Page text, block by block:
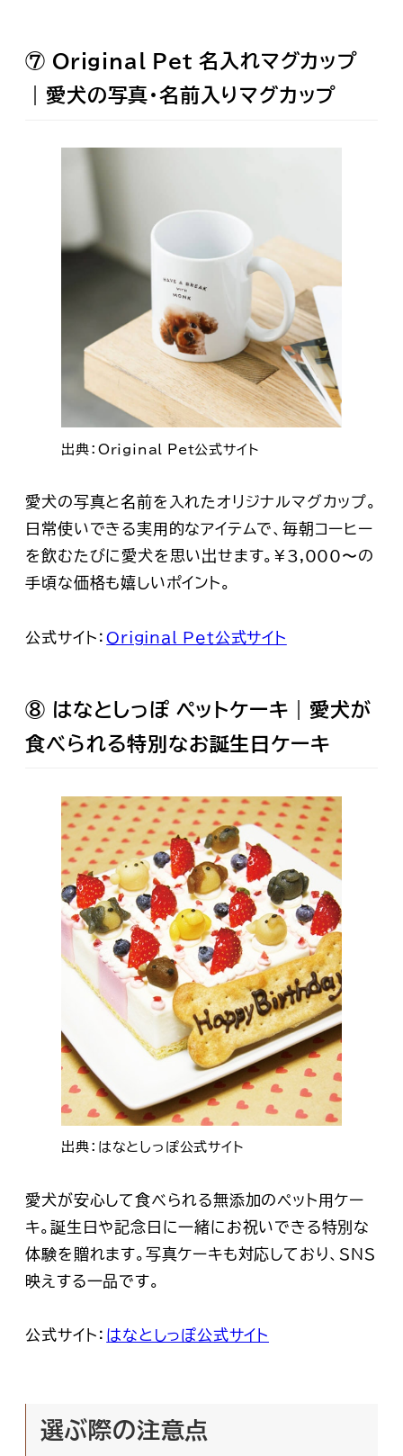
⑦ Original Pet 名入れマグカップ
｜愛犬の写真・名前入りマグカップ
出典：Original Pet公式サイト
愛犬の写真と名前を入れたオリジナルマグカップ。
日常使いできる実用的なアイテムで、毎朝コーヒー
を飲むたびに愛犬を思い出せます。¥3,000〜の
手頃な価格も嬉しいポイント。
公式サイト：Original Pet公式サイト
⑧ はなとしっぽ ペットケーキ｜愛犬が
食べられる特別なお誕生日ケーキ
出典：はなとしっぽ公式サイト
愛犬が安心して食べられる無添加のペット用ケー
キ。誕生日や記念日に一緒にお祝いできる特別な
体験を贈れます。写真ケーキも対応しており、SNS
映えする一品です。
公式サイト： はなとしっぽ公式サイト
選ぶ際の注意点